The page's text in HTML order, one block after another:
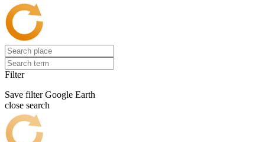
Filter
Save filter Google Earth
close search